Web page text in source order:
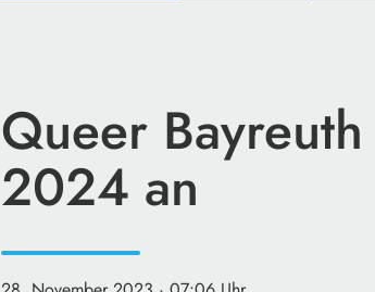
Queer
2024 an